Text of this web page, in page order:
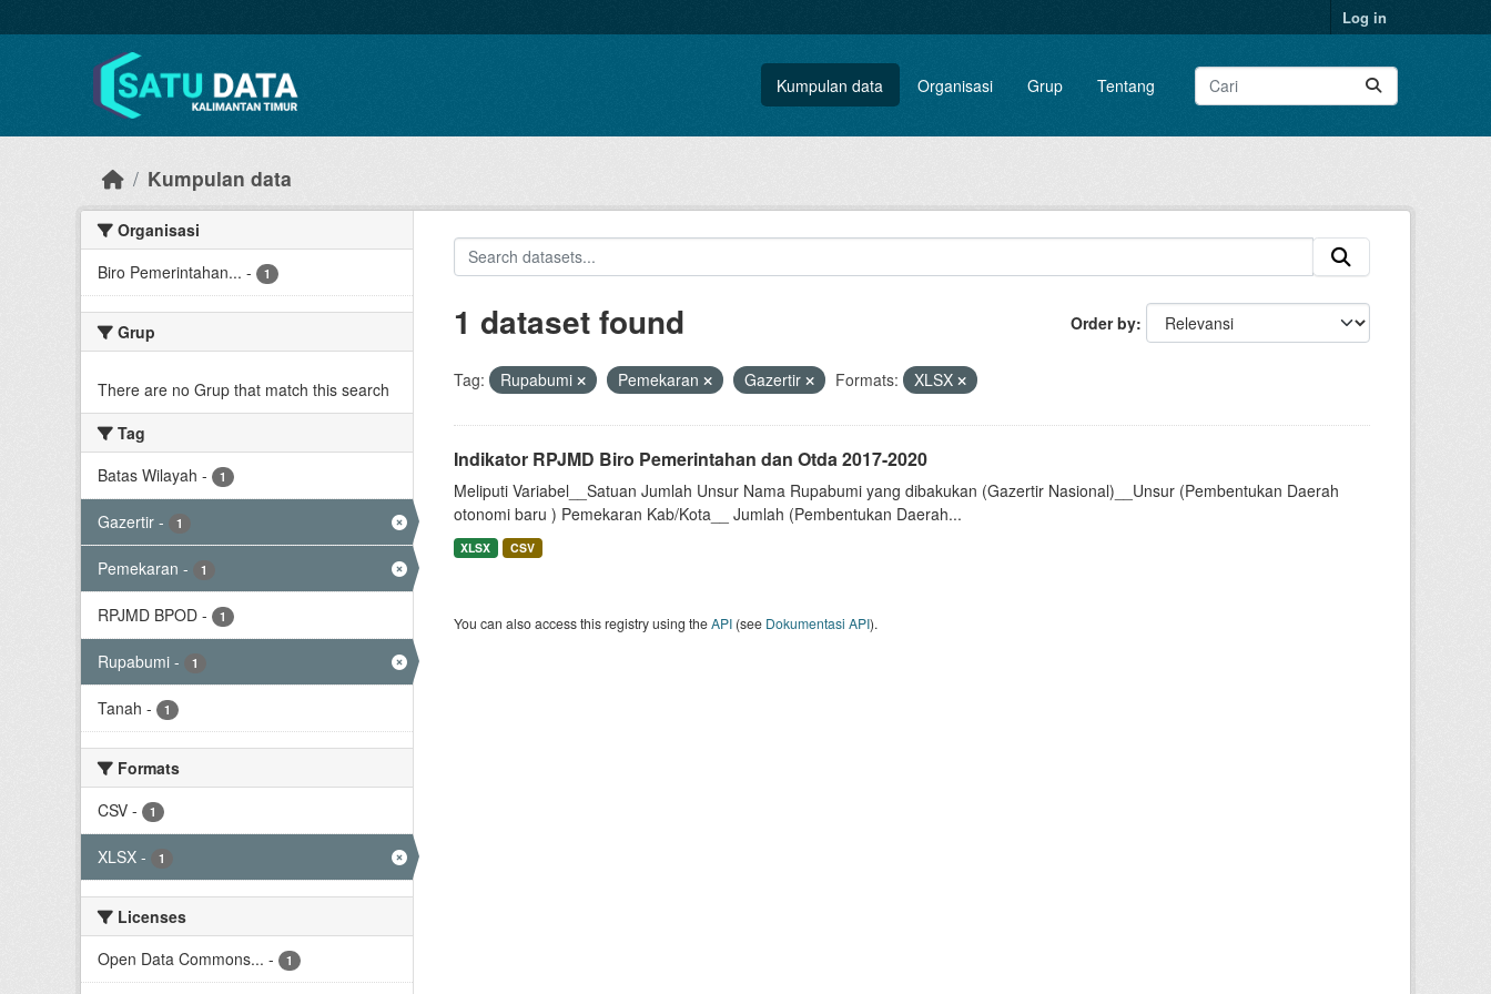
Log in
Kumpulan data Organisasi Grup Tentang
Kumpulan data
Organisasi
Biro Pemerintahan... - 1
Grup
There are no Grup that match this search
Tag
Batas Wilayah - 1
Gazertir - 1
Pemekaran - 1
RPJMD BPOD - 1
Rupabumi - 1
Tanah - 1
Formats
CSV - 1
XLSX - 1
Licenses
Open Data Commons... - 1
Order by
1 dataset found
Tag: Rupabumi Pemekaran Gazertir Formats: XLSX
Indikator RPJMD Biro Pemerintahan dan Otda 2017-2020
Meliputi Variabel__Satuan Jumlah Unsur Nama Rupabumi yang dibakukan (Gazertir Nasional)__Unsur (Pembentukan Daerah
otonomi baru ) Pemekaran Kab/Kota__ Jumlah (Pembentukan Daerah...
XLSX CSV
You can also access this registry using theAPI(see Dokumentasi API).